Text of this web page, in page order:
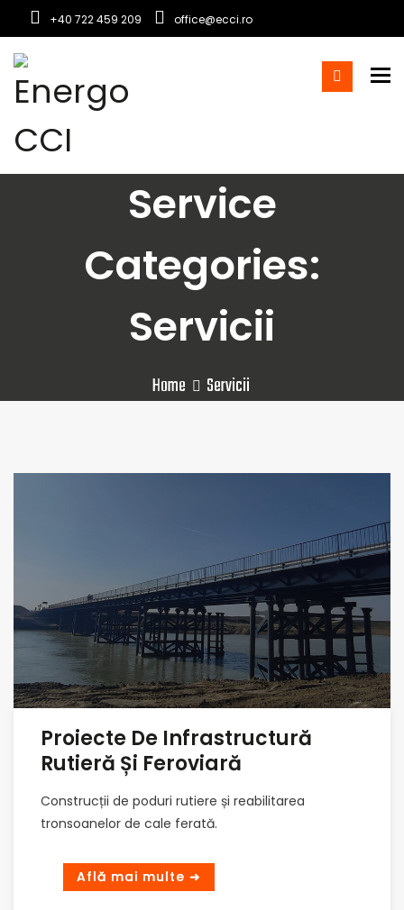
+40 722 459 209 office@ecci.ro
Service
Categories:
Servicii
Home Servicii
Proiecte De Infrastructură
Rutieră Și Feroviară
Construcții de poduri rutiere și reabilitarea
tronsoanelor de cale ferată.